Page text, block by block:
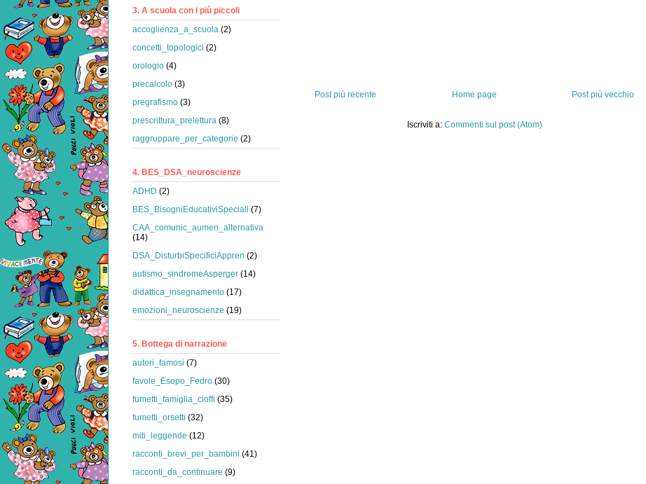
Post più recente Post più vecchio
Home page
Iscriviti a: Commenti sul post (Atom)
3. A scuola con i più piccoli
accoglienza_a_scuola (2)
concetti_topologici (2)
orologio (4)
precalcolo (3)
pregrafismo (3)
prescrittura_prelettura (8)
raggruppare_per_categorie (2)
4. BES_DSA_neuroscienze
ADHD (2)
BES_BisogniEducativiSpeciali (7)
CAA_comunic_aumen_alternativa
(14)
DSA_DisturbiSpecificiAppren (2)
autismo_sindromeAsperger (14)
didattica_insegnamento (17)
emozioni_neuroscienze (19)
5. Bottega di narrazione
autori_famosi (7)
favole_Esopo_Fedro (30)
fumetti_famiglia_cioffi (35)
fumetti_orsetti (32)
miti_leggende (12)
racconti_brevi_per_bambini (41)
racconti_da_continuare (9)